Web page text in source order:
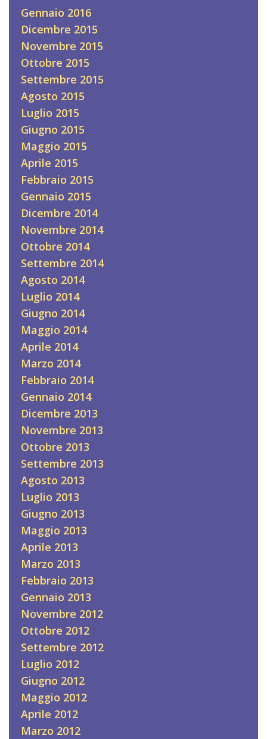
Gennaio 2016
Dicembre 2015
Novembre 2015
Ottobre 2015
Settembre 2015
Agosto 2015
Luglio 2015
Giugno 2015
Maggio 2015
Aprile 2015
Febbraio 2015
Gennaio 2015
Dicembre 2014
Novembre 2014
Ottobre 2014
Settembre 2014
Agosto 2014
Luglio 2014
Giugno 2014
Maggio 2014
Aprile 2014
Marzo 2014
Febbraio 2014
Gennaio 2014
Dicembre 2013
Novembre 2013
Ottobre 2013
Settembre 2013
Agosto 2013
Luglio 2013
Giugno 2013
Maggio 2013
Aprile 2013
Marzo 2013
Febbraio 2013
Gennaio 2013
Novembre 2012
Ottobre 2012
Settembre 2012
Luglio 2012
Giugno 2012
Maggio 2012
Aprile 2012
Marzo 2012